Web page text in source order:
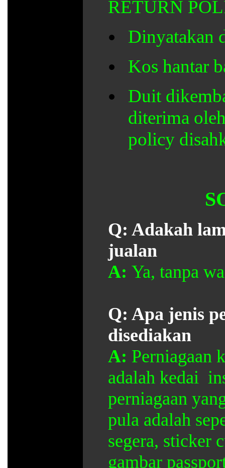
RETURN
Dinyatakan
Kos hantar
Duit
diterima
policy
Q: Adakah
jualan
A: Ya, tanpa
Q: Apa jenis
disediakan
A: Perniagaan
adalah kedai
perniagaan
pula adalah
segera, sticker
gambar